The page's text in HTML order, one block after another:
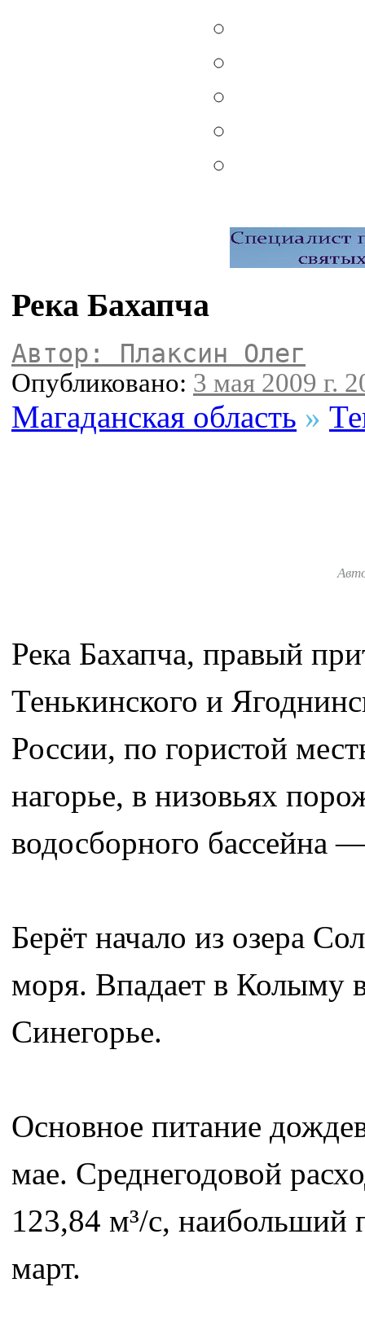
Река Бахапча
Автор: Плаксин Олег
Опубликовано: 3 мая 2009 г.
Магаданская область »
Река Бахапча, правый
Тенькинского и
России, по гористой
нагорье, в низовьях
водосборного бассейна
Берёт начало из озера
моря. Впадает в Колыму
Синегорье.
Основное питание
мае. Среднегодовой
123,84 м³/с,
март.